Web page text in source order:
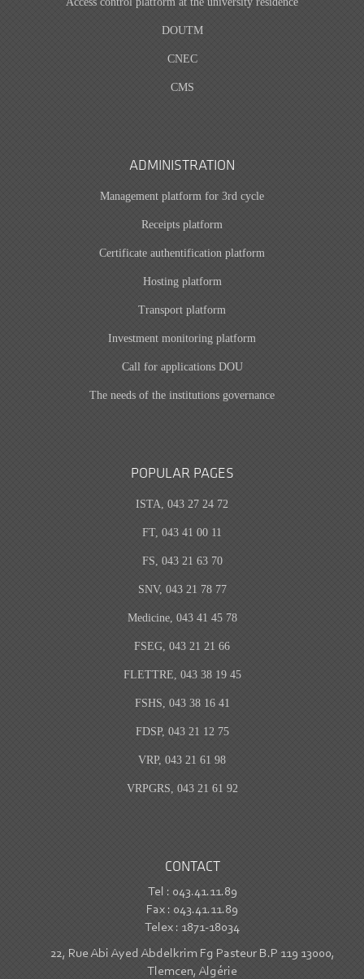
DOUTM
CNEC
CMS
ADMINISTRATION
Management platform for 3rd cycle
Receipts platform
Certificate authentification platform
Hosting platform
Transport platform
Investment monitoring platform
Call for applications DOU
The needs of the institutions governance
POPULAR PAGES
ISTA, 043 27 24 72
FT, 043 41 00 11
FS, 043 21 63 70
SNV, 043 21 78 77
Medicine, 043 41 45 78
FSEG, 043 21 21 66
FLETTRE, 043 38 19 45
FSHS, 043 38 16 41
FDSP, 043 21 12 75
VRP, 043 21 61 98
VRPGRS, 043 21 61 92
CONTACT
Tel : 043.41.11.89
Fax : 043.41.11.89
Telex : 1871-18034
22, Rue Abi Ayed Abdelkrim Fg Pasteur B.P 119 13000,
Tlemcen, Algérie